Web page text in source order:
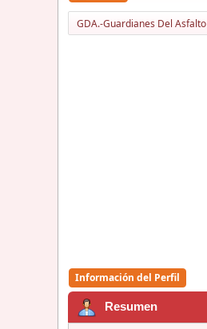
GDA.-Guardianes Del Asfalto
Información del Perfil
Resumen